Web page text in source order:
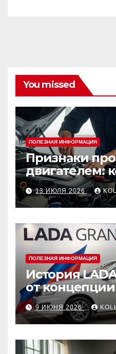
You missed
ПОЛЕЗНАЯ ИНФОРМАЦИЯ
Признаки
двигателем:
ехать в
13 ИЮЛЯ 2026
ПОЛЕЗНАЯ ИНФОРМАЦИЯ
История
от
популярного
автомобиля
9 ИЮНЯ 2026